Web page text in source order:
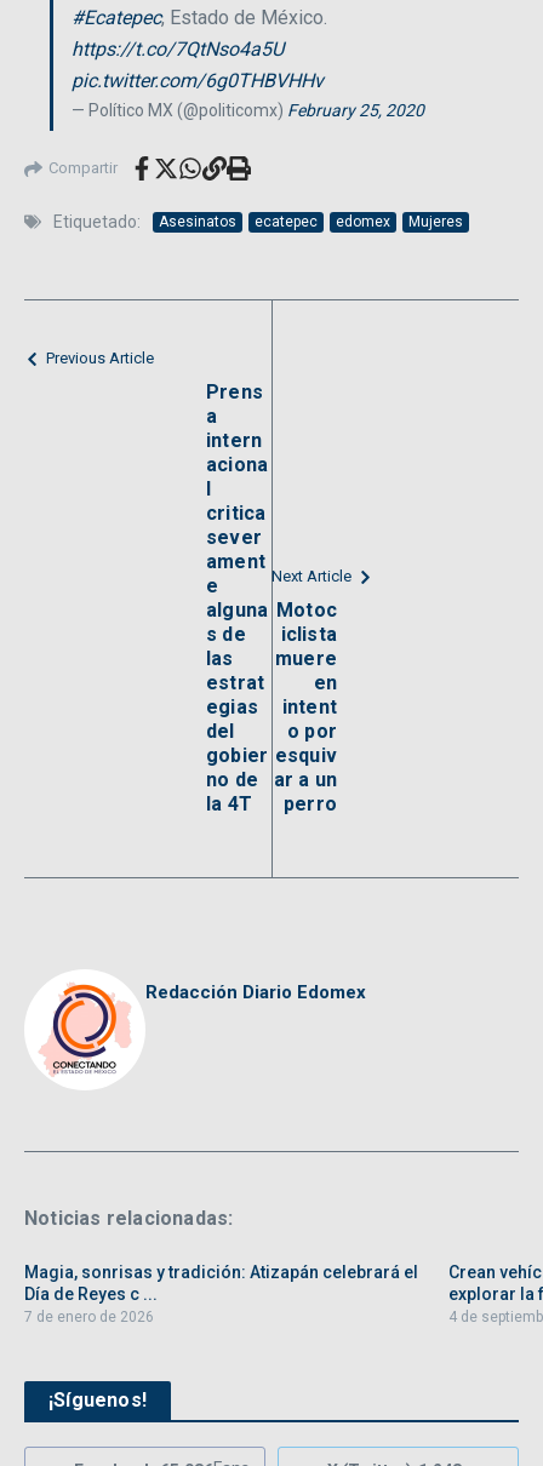
#Ecatepec, Estado de México.
https://t.co/7QtNso4a5U
pic.twitter.com/6g0THBVHHv
— Político MX (@politicomx) February 25, 2020
Compartir
Etiquetado: Asesinatos ecatepec edomex Mujeres
Previous Article
Prens
a
intern
aciona
critica
sever
ament
e
alguna
s de
las
estrat
egias
del
gobier
no de
la 4T
Next Article
Motoc
iclista
muere
en
intent
o por
esquiv
ar a un
perro
Redacción Diario Edomex
Noticias relacionadas:
Magia, sonrisas y tradición: Atizapán celebrará el
Día de Reyes c ...
7 de enero de 2026
Crean
explorar la
4 de
¡Síguenos!